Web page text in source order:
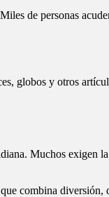
de personas
globos y otros
Muchos exigen
combina diversión,